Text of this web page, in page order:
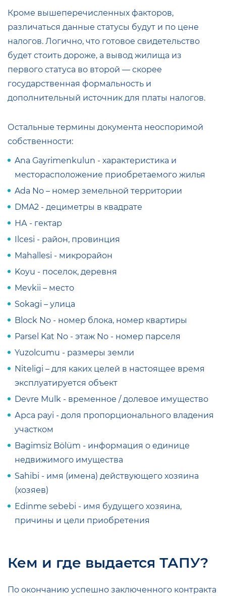
Кроме вышеперечисленных факторов,
различаться данные статусы будут и по цене
налогов. Логично, что готовое свидетельство
будет стоить дороже, а вывод жилища из
первого статуса во второй — скорее
государственная формальность и
дополнительный источник для платы налогов.
Остальные термины документа неоспоримой
собственности:
Ana Gayrimenkulun - характеристика и
месторасположение приобретаемого жилья
Ada No – номер земельной территории
DMA2 - дециметры в квадрате
НА - гектар
Ilcesi - район, провинция
Mahallesi - микрорайон
Koyu - поселок, деревня
Mevkii – место
Sokagi – улица
Block No - номер блока, номер квартиры
Parsel Kat No - этаж No - номер парселя
Yuzolcumu - размеры земли
Niteligi – для каких целей в настоящее время
эксплуатируется объект
Devre Мulk - временное / долевое имущество
Арса payi - доля пропорционального владения
участком
Bagimsiz Bölüm - информация о единице
недвижимого имущества
Sahibi - имя (имена) действующего хозяина
(хозяев)
Edinme sebebi - имя будущего хозяина,
причины и цели приобретения
Кем и где выдается ТАПУ?
По окончанию успешно заключенного контракта